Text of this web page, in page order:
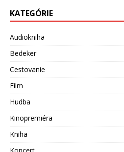
KATEGÓRIE
Audiokniha
Bedeker
Cestovanie
Film
Hudba
Kinopremiéra
Kniha
Koncert